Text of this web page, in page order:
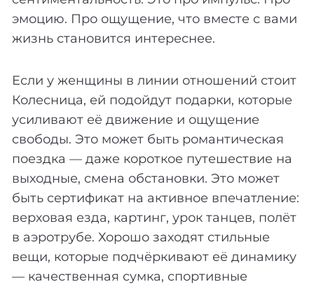
эмоцию. Про ощущение, что вместе с вами
жизнь становится интереснее.
Если у женщины в линии отношений стоит
Колесница, ей подойдут подарки, которые
усиливают её движение и ощущение
свободы. Это может быть романтическая
поездка — даже короткое путешествие на
выходные, смена обстановки. Это может
быть сертификат на активное впечатление:
верховая езда, картинг, урок танцев, полёт
в аэротрубе. Хорошо заходят стильные
вещи, которые подчёркивают её динамику
— качественная сумка, спортивные